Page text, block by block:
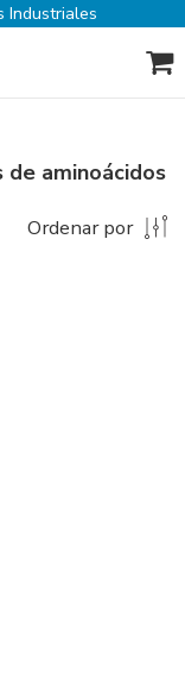
Industriales
aminoácidos
Ordenar por